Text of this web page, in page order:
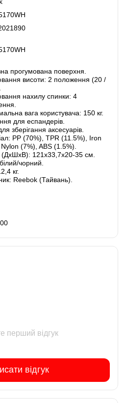
прогумована поверхня.
висоти: 2 положення (20 /
нахилу спинки: 4
вага користувача: 150 кг.
для еспандерів.
зберігання аксесуарів.
PP (70%), TPR (11.5%), Iron
(7%), ABS (1.5%).
(ДхШхВ): 121х33,7х20-35 см.
чорний.
кг.
Reebok (Тайвань).
перший відгук
відгук